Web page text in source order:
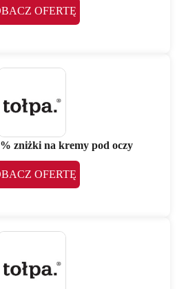
OFERTĘ
zniżki na kremy pod oczy
OFERTĘ